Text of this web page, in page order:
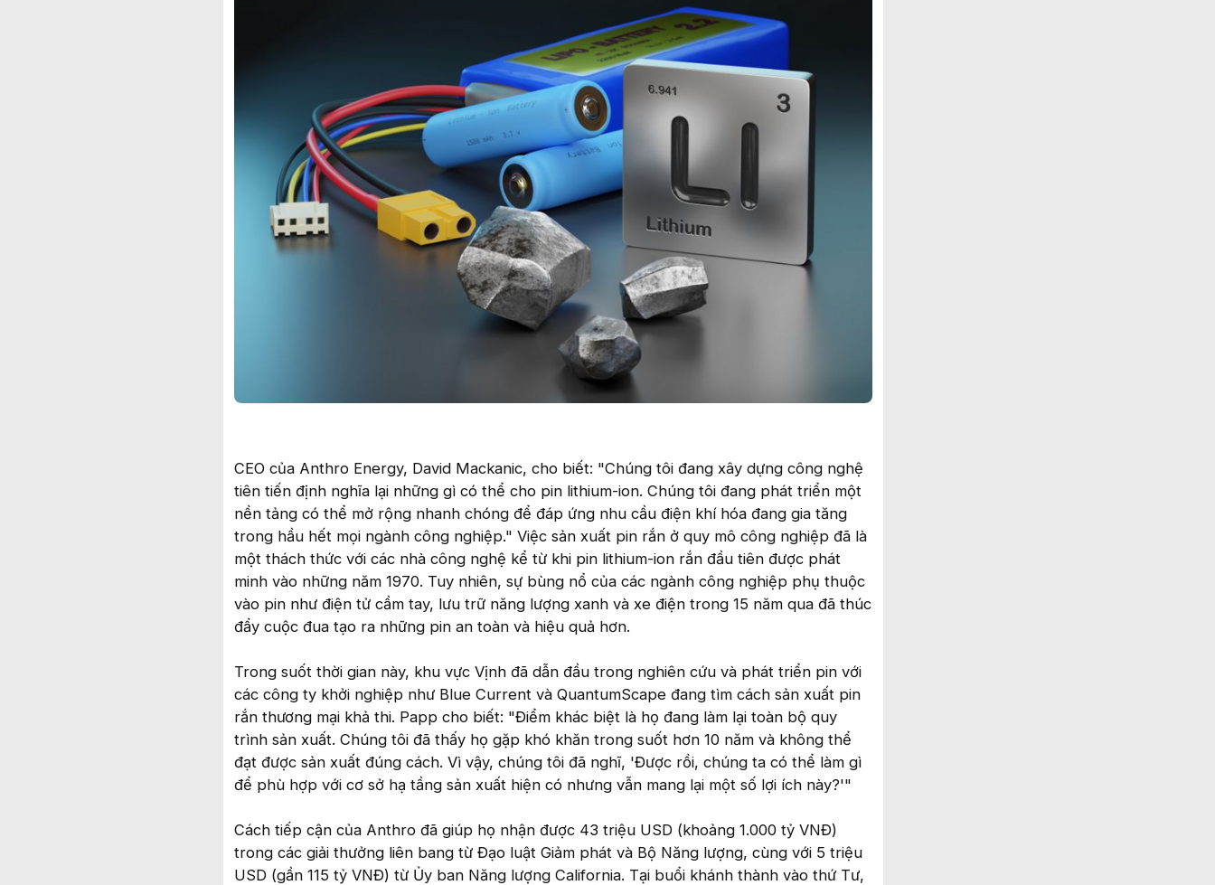
CEO của Anthro Energy, David Mackanic, cho biết: "Chúng tôi đang xây dựng công nghệ
tiên tiến định nghĩa lại những gì có thể cho pin lithium-ion. Chúng tôi đang phát triển một
nền tảng có thể mở rộng nhanh chóng để đáp ứng nhu cầu điện khí hóa đang gia tăng
trong hầu hết mọi ngành công nghiệp." Việc sản xuất pin rắn ở quy mô công nghiệp đã là
một thách thức với các nhà công nghệ kể từ khi pin lithium-ion rắn đầu tiên được phát
minh vào những năm 1970. Tuy nhiên, sự bùng nổ của các ngành công nghiệp phụ thuộc
vào pin như điện tử cầm tay, lưu trữ năng lượng xanh và xe điện trong 15 năm qua đã thúc
đẩy cuộc đua tạo ra những pin an toàn và hiệu quả hơn.
Trong suốt thời gian này, khu vực Vịnh đã dẫn đầu trong nghiên cứu và phát triển pin với
các công ty khởi nghiệp như Blue Current và QuantumScape đang tìm cách sản xuất pin
rắn thương mại khả thi. Papp cho biết: "Điểm khác biệt là họ đang làm lại toàn bộ quy
trình sản xuất. Chúng tôi đã thấy họ gặp khó khăn trong suốt hơn 10 năm và không thể
đạt được sản xuất đúng cách. Vì vậy, chúng tôi đã nghĩ, 'Được rồi, chúng ta có thể làm gì
để phù hợp với cơ sở hạ tầng sản xuất hiện có nhưng vẫn mang lại một số lợi ích này?'"
Cách tiếp cận của Anthro đã giúp họ nhận được 43 triệu USD (khoảng 1.000 tỷ VNĐ)
trong các giải thưởng liên bang từ Đạo luật Giảm phát và Bộ Năng lượng, cùng với 5 triệu
USD (gần 115 tỷ VNĐ) từ Ủy ban Năng lượng California. Tại buổi khánh thành vào thứ Tư,